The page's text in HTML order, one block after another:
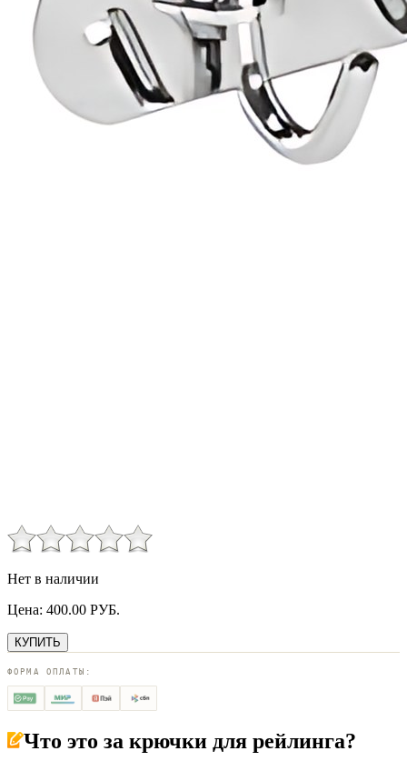
Нет в наличии
Цена: 400.00 РУБ.
КУПИТЬ
ФОРМА ОПЛАТЫ:
Что это за крючки для рейлинга?